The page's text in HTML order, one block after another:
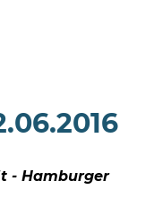
- Hamburger